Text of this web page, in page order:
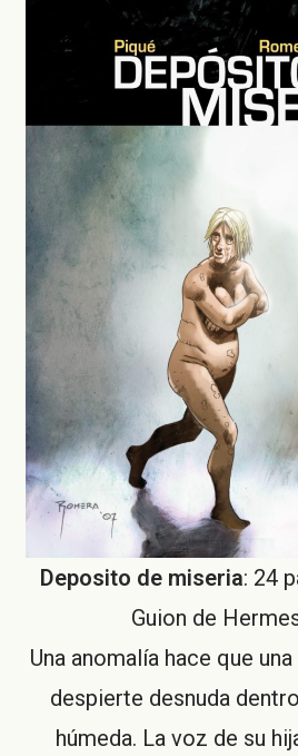
Deposito de miseria: 24
Guion de
Una anomalía hace que
despierte desnuda
húmeda. La voz de su